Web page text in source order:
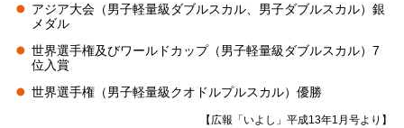
アジア大会（男子軽量級ダブルスカル、男子ダブルスカル）銀
メダル
世界選手権及びワールドカップ（男子軽量級ダブルスカル）7
位入賞
世界選手権（男子軽量級クオドルプルスカル）優勝
【広報「いよし」平成13年1月号より】